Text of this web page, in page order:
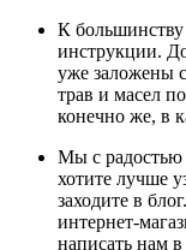
К
инструкции.
уже заложены
трав и масел
конечно же, в
Мы с радостью
хотите лучше
заходите в
интернет-
написать нам